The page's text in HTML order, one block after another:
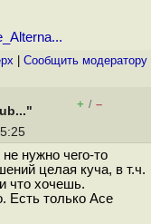
Cообщить модератору
+ / –
нужно чего-то
целая куча, в т.ч.
что хочешь.
Есть только Ace